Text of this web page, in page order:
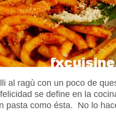
al ragù con un poco de
se define en la
pasta como ésta. No lo